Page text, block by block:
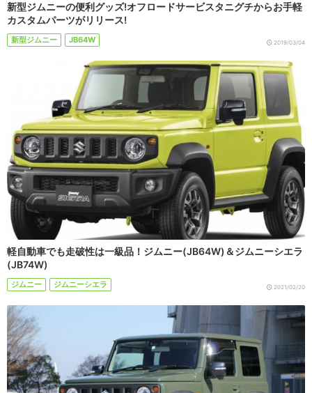
新型ジムニーの便利グッズ!オフロードサービスタニグチからお手軽
カスタムパーツがリリース!
新型ジムニー JB64W 2019/03/04
軽自動車でも走破性は一級品！ジムニー(JB64W)＆ジムニーシエラ
(JB74W)
ジムニー ジムニーシエラ 2021/02/20